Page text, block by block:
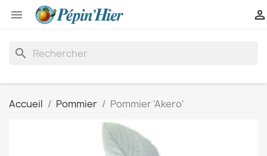
 
search
Accueil Pommier Pommier 'Akero'